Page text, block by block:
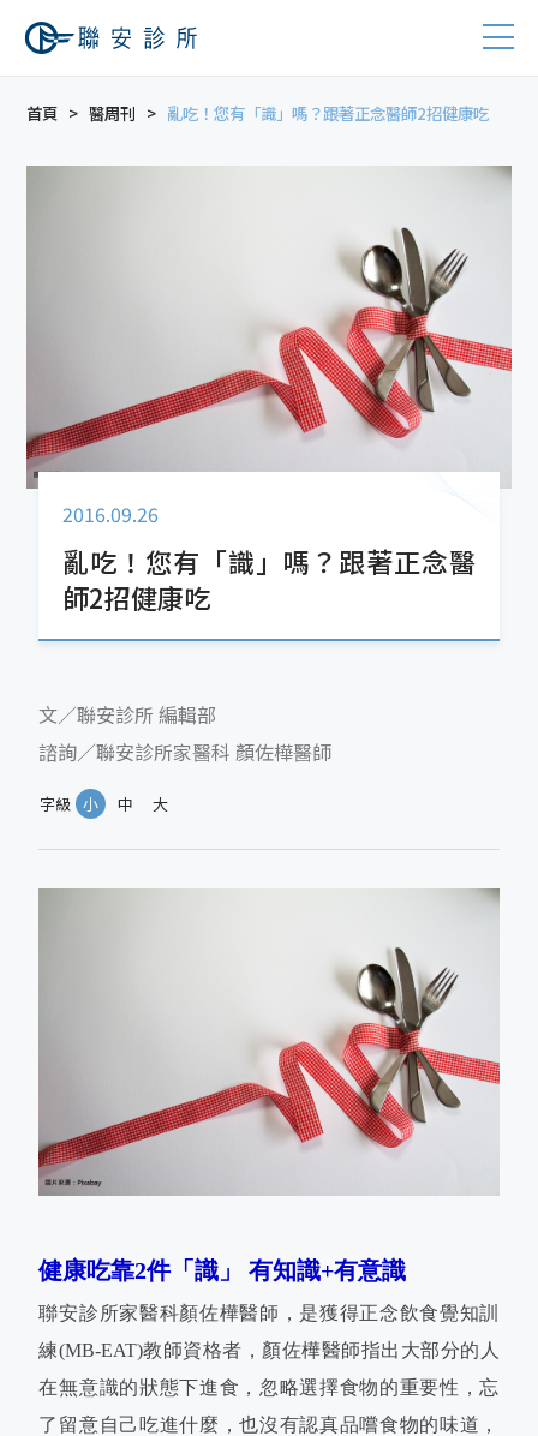
首頁 醫周刊 亂吃！您有「識」嗎？跟著正念醫師2招健康吃
2016.09.26
亂吃！您有「識」嗎？跟著正念醫
師2招健康吃
文／聯安診所 編輯部
諮詢／聯安診所家醫科 顏佐樺醫師
字級 小 中 大
健康吃靠2件「識」 有知識+有意識
聯安診所家醫科顏佐樺醫師，是獲得正念飲食覺知訓
練(MB-EAT)教師資格者，顏佐樺醫師指出大部分的人
在無意識的狀態下進食，忽略選擇食物的重要性，忘
了留意自己吃進什麼，也沒有認真品嚐食物的味道，